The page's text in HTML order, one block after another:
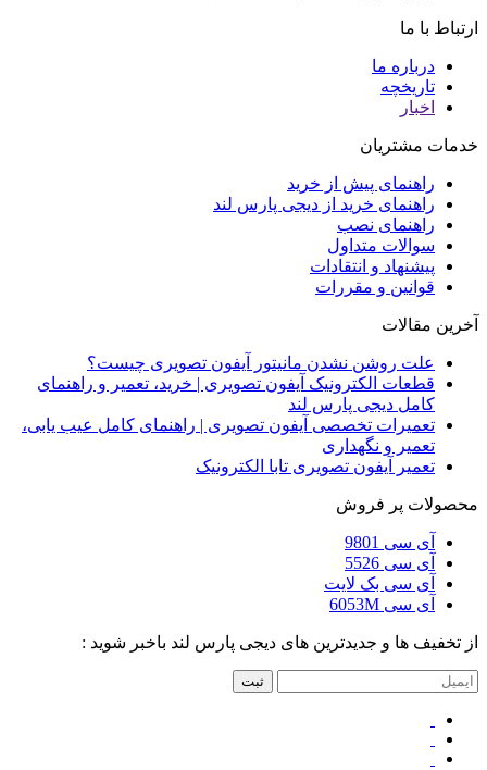
ارتباط با ما
درباره ما
تاریخچه
اخبار
خدمات مشتریان
راهنمای پیش از خرید
راهنمای خرید از دیجی پارس لند
راهنمای نصب
سوالات متداول
پیشنهاد و انتقادات
قوانین و مقررات
آخرین مقالات
علت روشن نشدن مانیتور آیفون تصویری چیست؟
قطعات الکترونیک آیفون تصویری | خرید، تعمیر و راهنمای
کامل دیجی پارس لند
تعمیرات تخصصی آیفون تصویری | راهنمای کامل عیب یابی،
تعمیر و نگهداری
تعمیر آیفون تصویری تابا الکترونیک
محصولات پر فروش
آی سی 9801
آی سی 5526
آی سی بک لایت
آی سی 6053M
از تخفیف ها و جدیدترین های دیجی پارس لند باخبر شوید :
ثبت